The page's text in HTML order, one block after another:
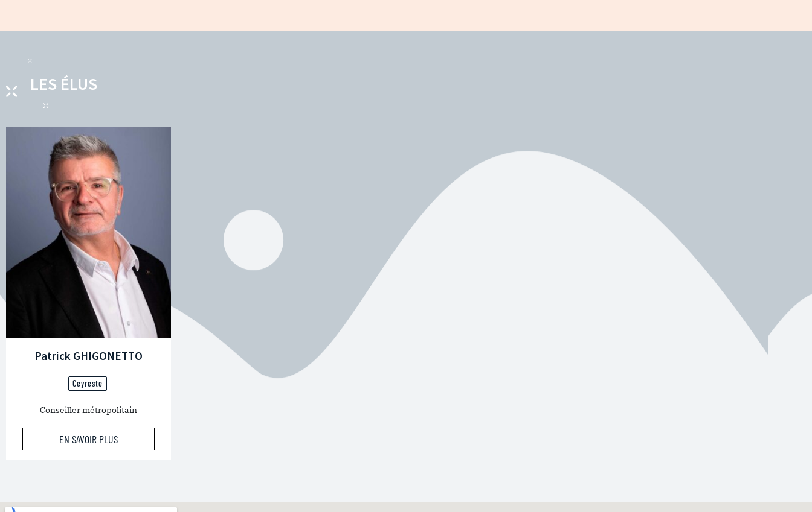
LES ÉLUS
Patrick GHIGONETTO
Ceyreste
Conseiller métropolitain
EN SAVOIR PLUS